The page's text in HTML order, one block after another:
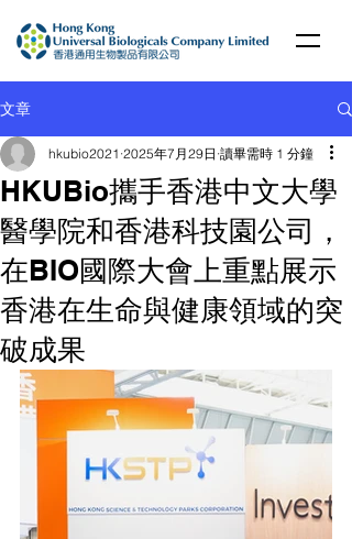
文章
HKUBio攜手香港中文大學
醫學院和香港科技園公司，
在BIO國際大會上重點展示
香港在生命與健康領域的突
破成果
hkubio2021 2025年7月29日 讀畢需時 1 分鐘